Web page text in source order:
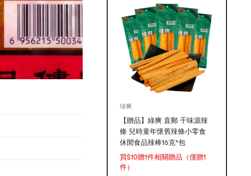
绿爽
【贈品】綠爽 直郵 千味源辣
條 兒時童年懷舊辣條小零食
休閒食品辣棒16克*包
買$10贈1件相關贈品（僅贈1
件）